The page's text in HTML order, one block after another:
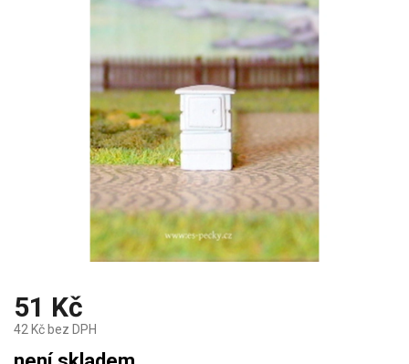
51 Kč
42 Kč bez DPH